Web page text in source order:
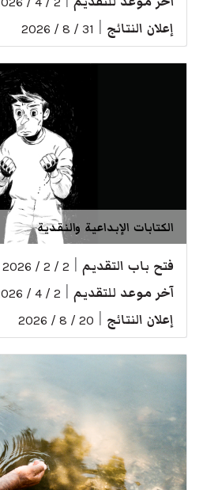
إعلان النتائج 31 / 8 / 2026
الكتابات الإبداعية والنقدية
فتح باب التقديم 2 / 2 / 2026
آخر موعد للتقديم 2 / 4 / 2026
إعلان النتائج 20 / 8 / 2026